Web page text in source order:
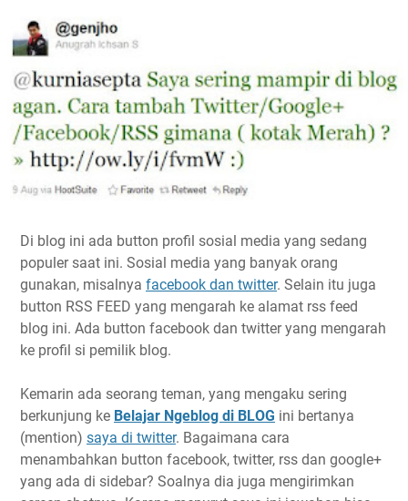
Di blog ini ada button profil sosial media yang sedang
populer saat ini. Sosial media yang banyak orang
gunakan, misalnya facebook dan twitter. Selain itu juga
button RSS FEED yang mengarah ke alamat rss feed
blog ini. Ada button facebook dan twitter yang mengarah
ke profil si pemilik blog.
Kemarin ada seorang teman, yang mengaku sering
berkunjung ke Belajar Ngeblog di BLOG ini bertanya
(mention) saya di twitter. Bagaimana cara
menambahkan button facebook, twitter, rss dan google+
yang ada di sidebar? Soalnya dia juga mengirimkan